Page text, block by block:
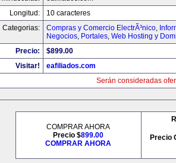
Longitud:
10 caracteres
Categorias:
Compras y Comercio ElectrÃ³nico,
Negocios, Portales, Web Hosting y
Precio:
$899.00
Visitar!
eafiliados.com
Serán consideradas
COMPRAR AHORA
Precio $899.00
COMPRAR AHORA
Precio